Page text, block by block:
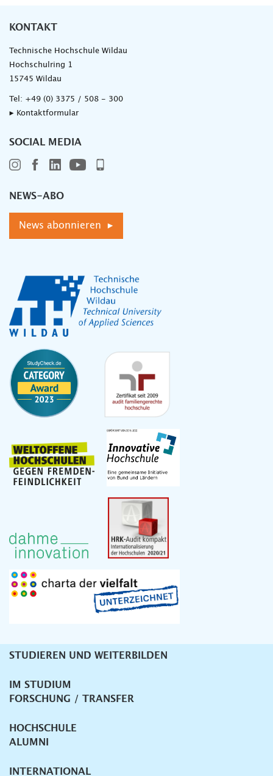
KONTAKT
Technische Hochschule Wildau
Hochschulring 1
15745 Wildau
Tel: +49 (0) 3375 / 508 - 300
▸ Kontaktformular
SOCIAL MEDIA
NEWS-ABO
News abonnieren ▸
Unternavigation
STUDIEREN UND WEITERBILDEN
IM STUDIUM
FORSCHUNG / TRANSFER
HOCHSCHULE
ALUMNI
INTERNATIONAL